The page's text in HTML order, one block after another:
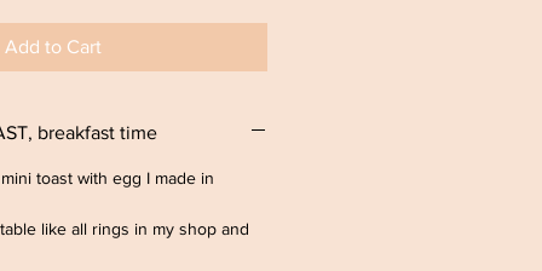
Add to Cart
breakfast time
toast with egg I made in
like all rings in my shop and